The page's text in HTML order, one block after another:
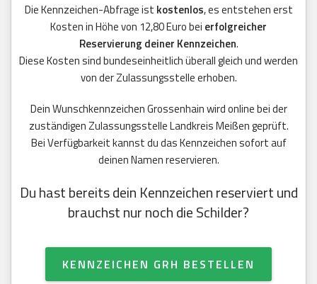
Die Kennzeichen-Abfrage ist kostenlos, es entstehen erst
Kosten in Höhe von 12,80 Euro bei erfolgreicher
Reservierung deiner Kennzeichen.
Diese Kosten sind bundeseinheitlich überall gleich und werden
von der Zulassungsstelle erhoben.
Dein Wunschkennzeichen Grossenhain wird online bei der
zuständigen Zulassungsstelle Landkreis Meißen geprüft.
Bei Verfügbarkeit kannst du das Kennzeichen sofort auf
deinen Namen reservieren.
Du hast bereits dein Kennzeichen reserviert und
brauchst nur noch die Schilder?
KENNZEICHEN GRH BESTELLEN